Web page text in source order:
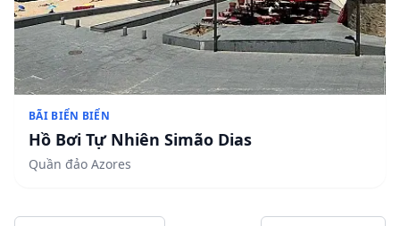
BÃI BIỂN BIỂN
Hồ Bơi Tự Nhiên Simão Dias
Quần đảo Azores